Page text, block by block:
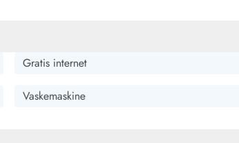
Gratis internet
Vaskemaskine